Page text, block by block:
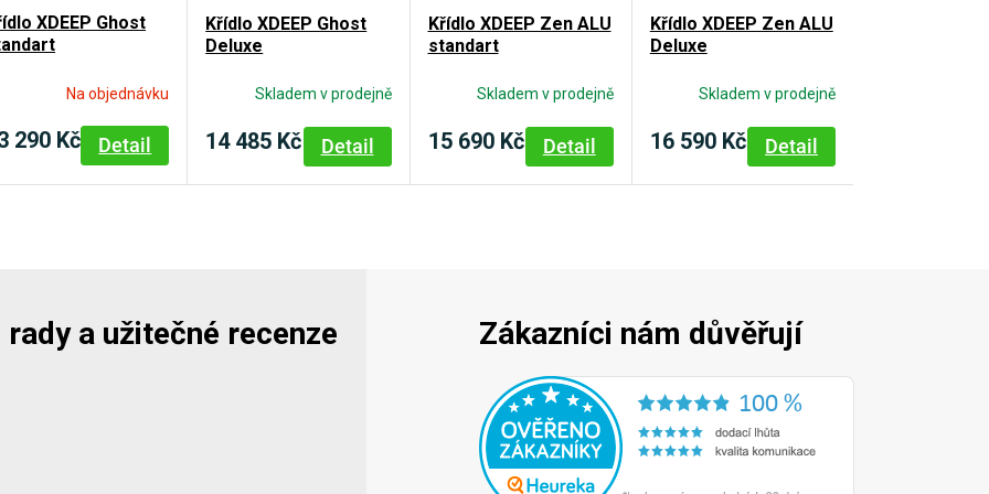
XDEEP Ghost
Na objednávku
290 Kč Detail
Křídlo XDEEP Ghost
Deluxe
Skladem v prodejně
14 485 Kč Detail
Křídlo XDEEP Zen ALU
standart
Skladem v prodejně
15 690 Kč Detail
Křídlo XDEEP Zen ALU
Deluxe
Skladem v prodejně
16 590 Kč Detail
a užitečné recenze Zákazníci nám důvěřují